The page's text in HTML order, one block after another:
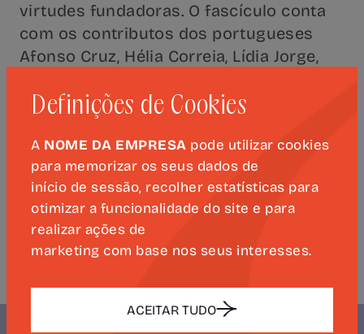
virtudes fundadoras. O fascículo conta
com os contributos dos portugueses
Afonso Cruz, Hélia Correia, Lídia Jorge,
Com o apoio da Estrutura de Missão
para as Comemorações do V Centenário
do Nascimento de Luís de Camões.
Disponível nas bancas ou na Loja
Público.
Definições de Cookies
A NOME DA EMPRESA pode utilizar cookies
para memorizar os seus dados de
início de sessão, recolher estatísticas para
otimizar a funcionalidade do site e para
realizar ações de
marketing com base nos seus interesses.
ACEITAR TUDO